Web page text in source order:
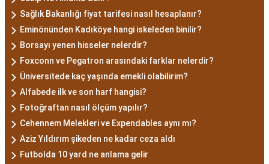
Sağlık Bakanlığı fiyat tarifesi nasıl hesaplanır?
Eminönünden Kadıköye hangi iskeleden binilir?
Borsayı yenen hisseler nelerdir?
Foxconn ve Pegatron arasındaki farklar nelerdir?
Üniversitede kaç yaşında emekli olabilirim?
Alfabede ilk ve son harf hangisi?
Fotoğraftan nasıl ölçüm yapılır?
Cehennem Melekleri ve Expendables aynı mı?
Aziz Yıldırım şikeden ne kadar ceza aldı
Futbolda 10 yard ne anlama gelir